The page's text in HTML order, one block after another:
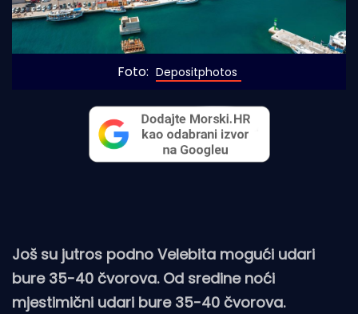
Foto: Depositphotos
Još su jutros podno Velebita mogući udari
bure 35-40 čvorova. Od sredine noći
mjestimični udari bure 35-40 čvorova.